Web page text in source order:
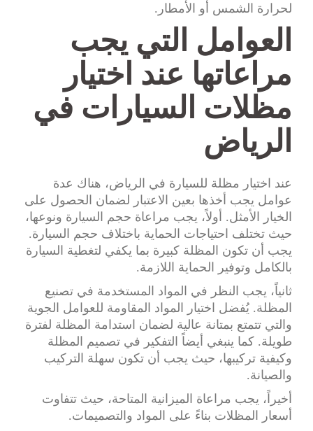
لحرارة الشمس أو الأمطار.
العوامل التي يجب
مراعاتها عند اختيار
مظلات السيارات في
الرياض
عند اختيار مظلة للسيارة في الرياض، هناك عدة
عوامل يجب أخذها بعين الاعتبار لضمان الحصول على
الخيار الأمثل. أولاً، يجب مراعاة حجم السيارة ونوعها،
حيث تختلف احتياجات الحماية باختلاف حجم السيارة.
يجب أن تكون المظلة كبيرة بما يكفي لتغطية السيارة
بالكامل وتوفير الحماية اللازمة.
ثانياً، يجب النظر في المواد المستخدمة في تصنيع
المظلة. يُفضل اختيار المواد المقاومة للعوامل الجوية
والتي تتمتع بمتانة عالية لضمان استدامة المظلة لفترة
طويلة. كما ينبغي أيضاً التفكير في تصميم المظلة
وكيفية تركيبها، حيث يجب أن تكون سهلة التركيب
والصيانة.
أخيراً، يجب مراعاة الميزانية المتاحة، حيث تتفاوت
أسعار المظلات بناءً على المواد والتصميمات.